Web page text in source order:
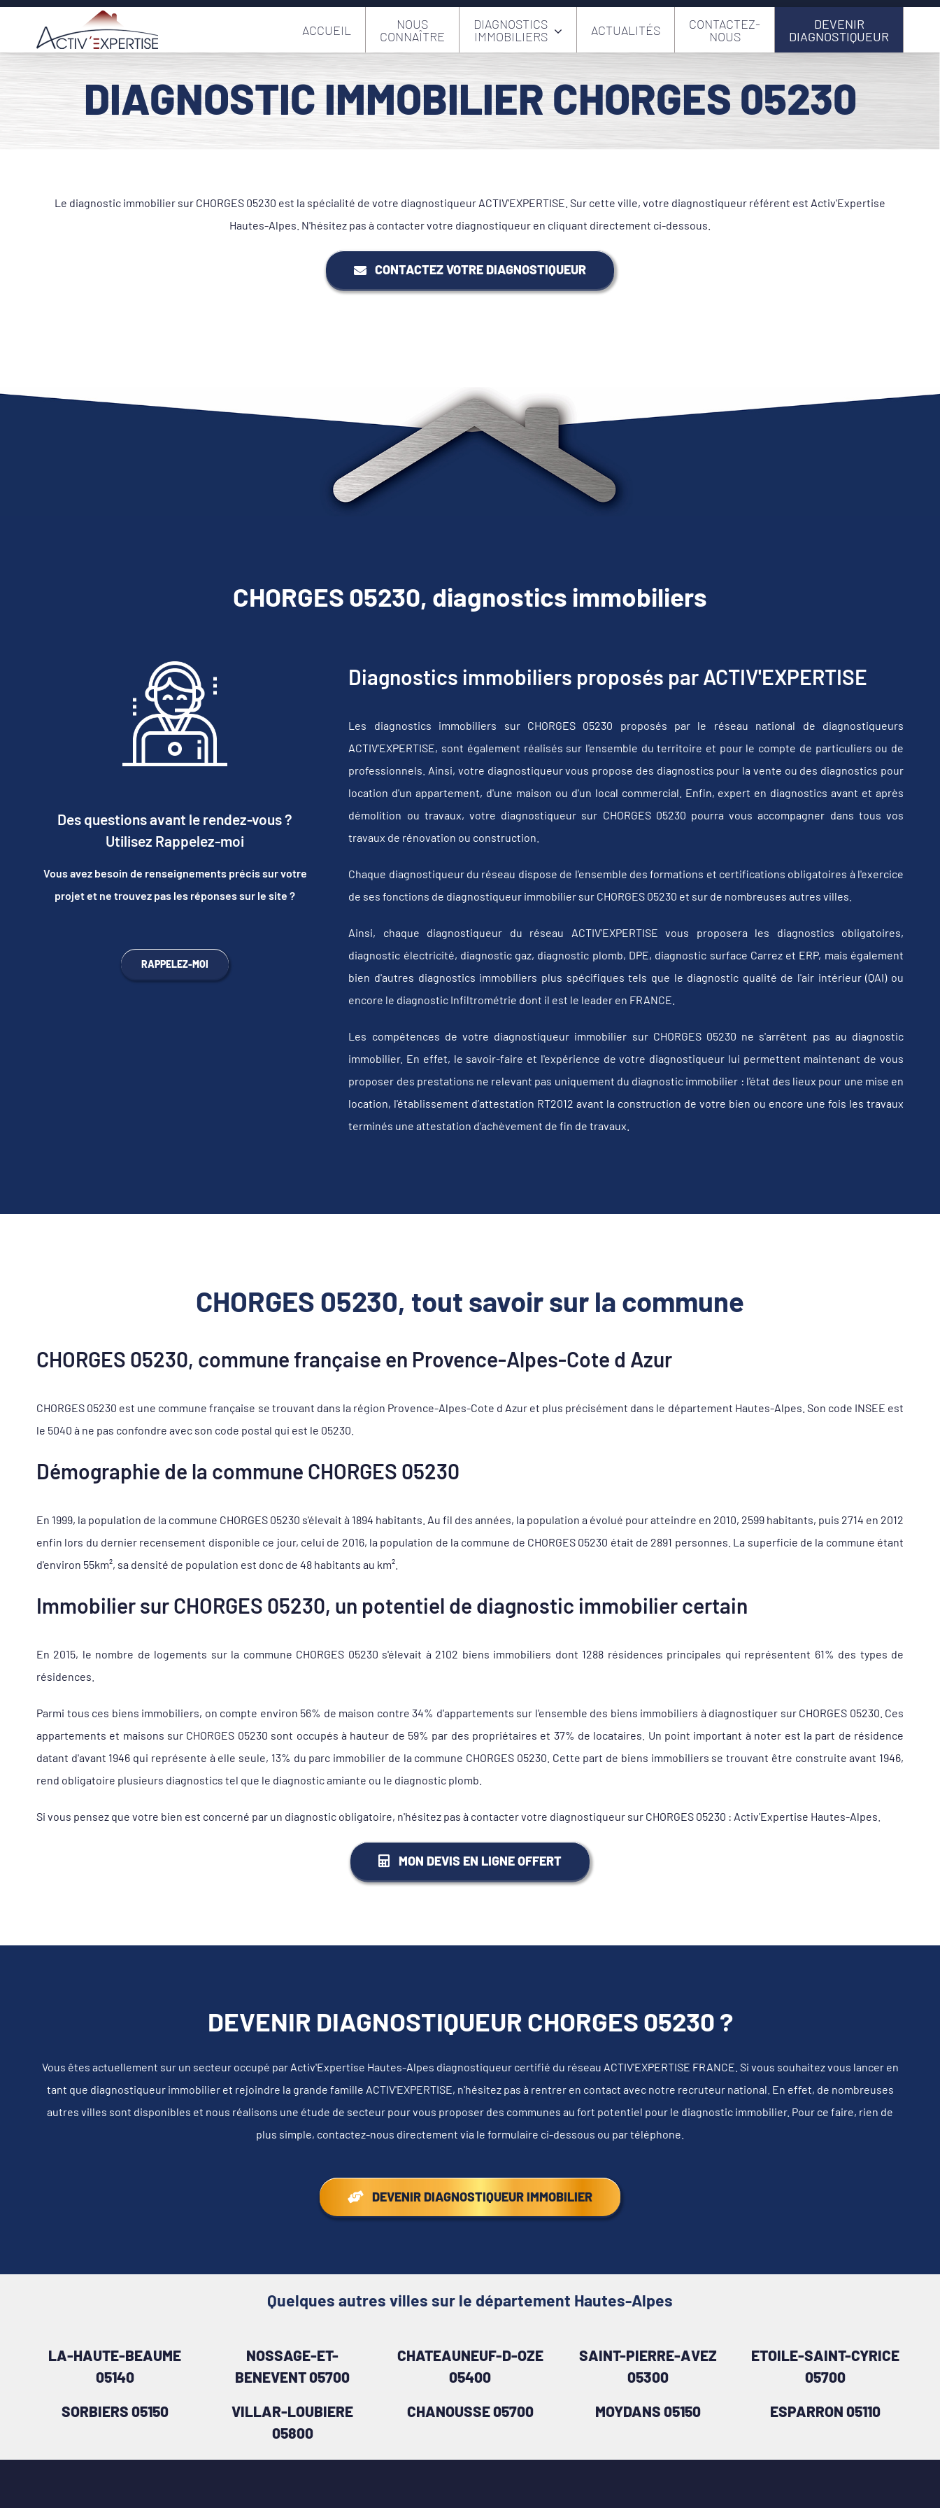
Passer
contenu
ACCUEIL
NOUS
CONNAÎTRE
DIAGNOSTICS
IMMOBILIERS
ACTUALITÉS
CONTACTEZ-
NOUS
DEVENIR
DIAGNOSTIQUEUR
DIAGNOSTIC IMMOBILIER CHORGES 05230
Le diagnostic immobilier sur CHORGES 05230 est la spécialité de votre diagnostiqueur ACTIV'EXPERTISE. Sur cette ville, votre diagnostiqueur référent est Activ'Expertise
Hautes-Alpes. N'hésitez pas à contacter votre diagnostiqueur en cliquant directement ci-dessous.
CONTACTEZ VOTRE DIAGNOSTIQUEUR
CHORGES 05230, diagnostics immobiliers
Des questions avant le rendez-vous ?
Utilisez Rappelez-moi
Vous avez besoin de renseignements précis sur votre
projet et ne trouvez pas les réponses sur le site ?
RAPPELEZ-MOI
Diagnostics immobiliers proposés par ACTIV'EXPERTISE
Les diagnostics immobiliers sur CHORGES 05230 proposés par le réseau national de diagnostiqueurs
ACTIV'EXPERTISE, sont également réalisés sur l'ensemble du territoire et pour le compte de particuliers ou de
professionnels. Ainsi, votre diagnostiqueur vous propose des diagnostics pour la vente ou des diagnostics pour
location d'un appartement, d'une maison ou d'un local commercial. Enfin, expert en diagnostics avant et après
démolition ou travaux, votre diagnostiqueur sur CHORGES 05230 pourra vous accompagner dans tous vos
travaux de rénovation ou construction.
Chaque diagnostiqueur du réseau dispose de l'ensemble des formations et certifications obligatoires à l'exercice
de ses fonctions de diagnostiqueur immobilier sur CHORGES 05230 et sur de nombreuses autres villes.
Ainsi, chaque diagnostiqueur du réseau ACTIV'EXPERTISE vous proposera les diagnostics obligatoires,
diagnostic électricité, diagnostic gaz, diagnostic plomb, DPE, diagnostic surface Carrez et ERP, mais également
bien d'autres diagnostics immobiliers plus spécifiques tels que le diagnostic qualité de l'air intérieur (QAI) ou
encore le diagnostic Infiltrométrie dont il est le leader en FRANCE.
Les compétences de votre diagnostiqueur immobilier sur CHORGES 05230 ne s'arrêtent pas au diagnostic
immobilier. En effet, le savoir-faire et l'expérience de votre diagnostiqueur lui permettent maintenant de vous
proposer des prestations ne relevant pas uniquement du diagnostic immobilier : l'état des lieux pour une mise en
location, l'établissement d’attestation RT2012 avant la construction de votre bien ou encore une fois les travaux
terminés une attestation d'achèvement de fin de travaux.
CHORGES 05230, tout savoir sur la commune
CHORGES 05230, commune française en Provence-Alpes-Cote d Azur
CHORGES 05230 est une commune française se trouvant dans la région Provence-Alpes-Cote d Azur et plus précisément dans le département Hautes-Alpes. Son code INSEE est
le 5040 à ne pas confondre avec son code postal qui est le 05230.
Démographie de la commune CHORGES 05230
En 1999, la population de la commune CHORGES 05230 s'élevait à 1894 habitants. Au fil des années, la population a évolué pour atteindre en 2010, 2599 habitants, puis 2714 en 2012
enfin lors du dernier recensement disponible ce jour, celui de 2016, la population de la commune de CHORGES 05230 était de 2891 personnes. La superficie de la commune étant
d'environ 55km², sa densité de population est donc de 48 habitants au km².
Immobilier sur CHORGES 05230, un potentiel de diagnostic immobilier certain
En 2015, le nombre de logements sur la commune CHORGES 05230 s'élevait à 2102 biens immobiliers dont 1288 résidences principales qui représentent 61% des types de
résidences.
Parmi tous ces biens immobiliers, on compte environ 56% de maison contre 34% d'appartements sur l'ensemble des biens immobiliers à diagnostiquer sur CHORGES 05230. Ces
appartements et maisons sur CHORGES 05230 sont occupés à hauteur de 59% par des propriétaires et 37% de locataires. Un point important à noter est la part de résidence
datant d'avant 1946 qui représente à elle seule, 13% du parc immobilier de la commune CHORGES 05230. Cette part de biens immobiliers se trouvant être construite avant 1946,
rend obligatoire plusieurs diagnostics tel que le diagnostic amiante ou le diagnostic plomb.
Si vous pensez que votre bien est concerné par un diagnostic obligatoire, n'hésitez pas à contacter votre diagnostiqueur sur CHORGES 05230 : Activ'Expertise Hautes-Alpes.
MON DEVIS EN LIGNE OFFERT
DEVENIR DIAGNOSTIQUEUR CHORGES 05230 ?
Vous êtes actuellement sur un secteur occupé par Activ'Expertise Hautes-Alpes diagnostiqueur certifié du réseau ACTIV'EXPERTISE FRANCE. Si vous souhaitez vous lancer en
tant que diagnostiqueur immobilier et rejoindre la grande famille ACTIV'EXPERTISE, n'hésitez pas à rentrer en contact avec notre recruteur national. En effet, de nombreuses
autres villes sont disponibles et nous réalisons une étude de secteur pour vous proposer des communes au fort potentiel pour le diagnostic immobilier. Pour ce faire, rien de
plus simple, contactez-nous directement via le formulaire ci-dessous ou par téléphone.
DEVENIR DIAGNOSTIQUEUR IMMOBILIER
Quelques autres villes sur le département Hautes-Alpes
LA-HAUTE-BEAUME
05140
NOSSAGE-ET-
BENEVENT 05700
CHATEAUNEUF-D-OZE
05400
SAINT-PIERRE-AVEZ
05300
ETOILE-SAINT-CYRICE
05700
SORBIERS 05150
VILLAR-LOUBIERE
05800
CHANOUSSE 05700 MOYDANS 05150 ESPARRON 05110